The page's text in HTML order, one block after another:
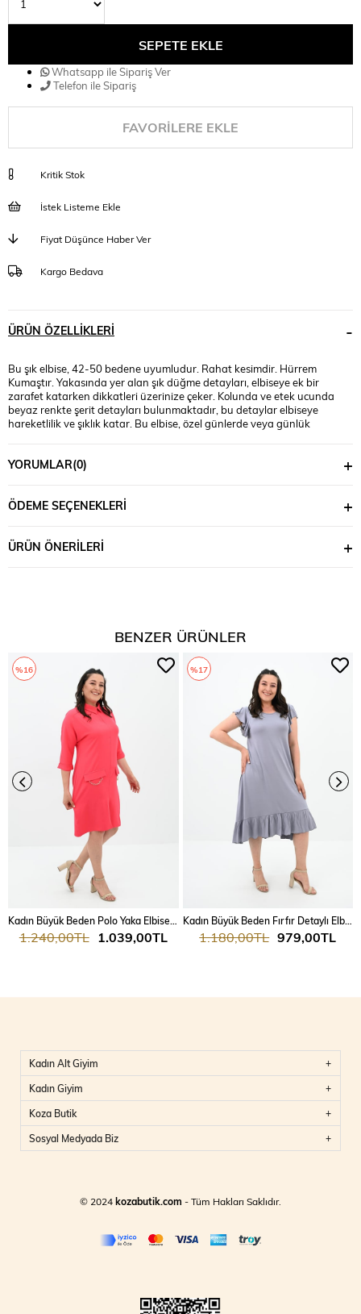
Whatsapp ile Sipariş Ver
Telefon ile Sipariş
FAVORILERE EKLE
Kritik Stok
İstek Listeme Ekle
Fiyat Düşünce Haber Ver
Kargo Bedava
ÜRÜN ÖZELLIKLERI
Bu şık elbise, 42-50 bedene uyumludur. Rahat kesimdir. Hürrem
Kumaştır. Yakasında yer alan şık düğme detayları, elbiseye ek bir
zarafet katarken dikkatleri üzerinize çeker. Kolunda ve etek ucunda
beyaz renkte şerit detayları bulunmaktadır, bu detaylar elbiseye
hareketlilik ve şıklık katar. Bu elbise, özel günlerde veya günlük
1,80 Kilo: 90 Göğüs: 90 Bel: 89 Basen: 116
YORUMLAR(0)
ÖDEME SEÇENEKLERI
ÜRÜN ÖNERILERI
BENZER ÜRÜNLER
1.039,00TL
1.240,00TL
%16
Kadın Büyük Beden Fırfır Detaylı Elbise 5176-23
979,00TL
1.180,00TL
%17
Kadın Alt Giyim
Kadın Giyim
Koza Butik
Sosyal Medyada Biz
© 2024kozabutik.com - Tüm Hakları Saklıdır.